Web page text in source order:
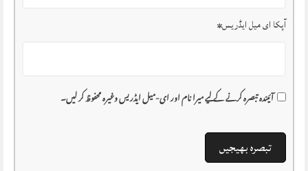
آپکا ای میل ایڈریس*
آئیندہ تبصرہ کرنے کے لیے میرا نام اور ای-میل ایڈریس وغیرہ محفوظ کر لیں۔